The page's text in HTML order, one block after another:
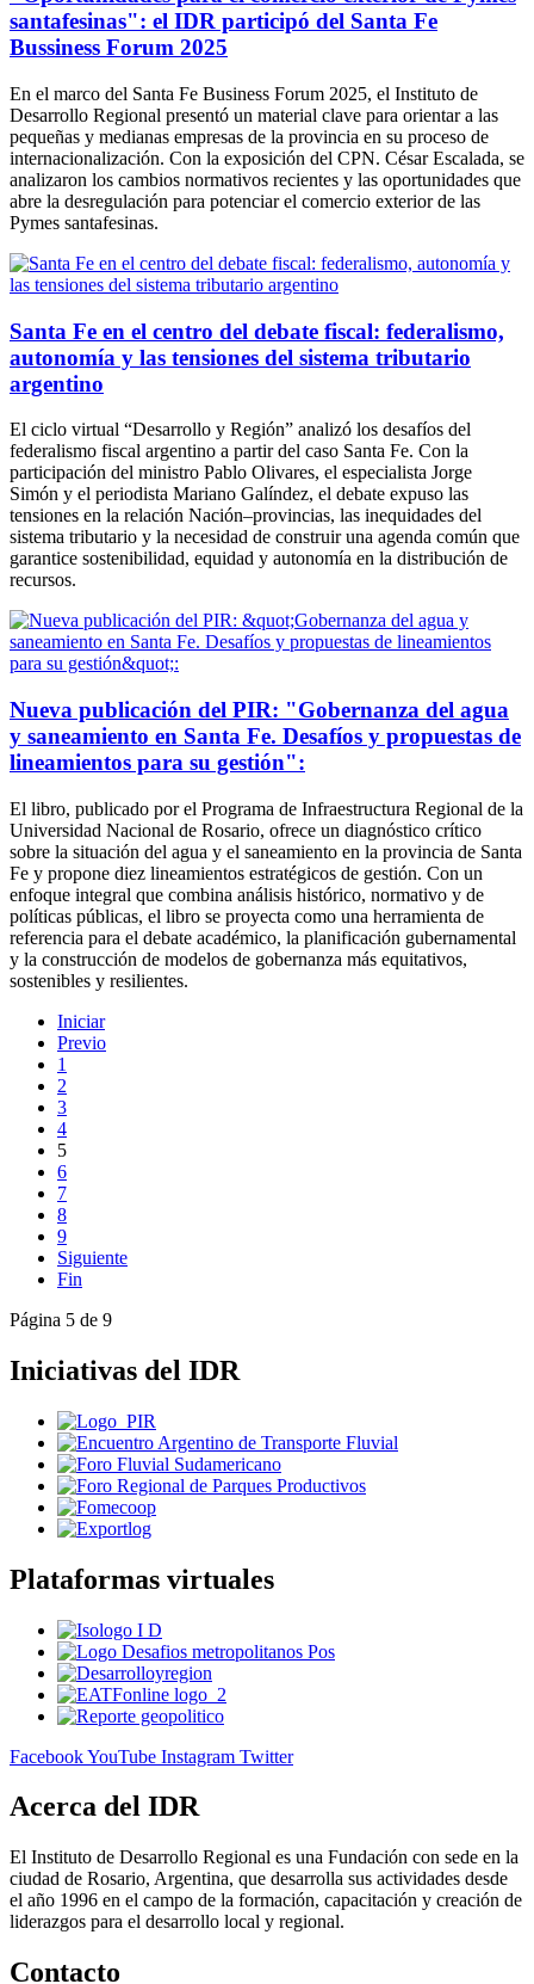
santafesinas": el IDR participó del Santa Fe
Bussiness Forum 2025
En el marco del Santa Fe Business Forum 2025, el Instituto de
Desarrollo Regional presentó un material clave para orientar a las
pequeñas y medianas empresas de la provincia en su proceso de
internacionalización. Con la exposición del CPN. César Escalada, se
analizaron los cambios normativos recientes y las oportunidades que
abre la desregulación para potenciar el comercio exterior de las
Pymes santafesinas.
Santa Fe en el centro del debate fiscal: federalismo,
autonomía y las tensiones del sistema tributario
argentino
El ciclo virtual “Desarrollo y Región” analizó los desafíos del
federalismo fiscal argentino a partir del caso Santa Fe. Con la
participación del ministro Pablo Olivares, el especialista Jorge
Simón y el periodista Mariano Galíndez, el debate expuso las
tensiones en la relación Nación–provincias, las inequidades del
sistema tributario y la necesidad de construir una agenda común que
garantice sostenibilidad, equidad y autonomía en la distribución de
recursos.
Nueva publicación del PIR: "Gobernanza del agua
y saneamiento en Santa Fe. Desafíos y propuestas de
lineamientos para su gestión":
El libro, publicado por el Programa de Infraestructura Regional de la
Universidad Nacional de Rosario, ofrece un diagnóstico crítico
sobre la situación del agua y el saneamiento en la provincia de Santa
Fe y propone diez lineamientos estratégicos de gestión. Con un
enfoque integral que combina análisis histórico, normativo y de
políticas públicas, el libro se proyecta como una herramienta de
referencia para el debate académico, la planificación gubernamental
y la construcción de modelos de gobernanza más equitativos,
sostenibles y resilientes.
Iniciar
Previo
1
2
3
4
5
6
7
8
9
Siguiente
Fin
Página 5 de 9
Iniciativas del IDR
Plataformas virtuales
FacebookYouTube Instagram Twitter
Acerca del IDR
El Instituto de Desarrollo Regional es una Fundación con sede en la
ciudad de Rosario, Argentina, que desarrolla sus actividades desde
el año 1996 en el campo de la formación, capacitación y creación de
liderazgos para el desarrollo local y regional.
Contacto